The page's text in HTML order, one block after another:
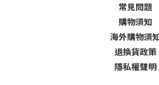
常見問題
購物須知
海外購物須
退換貨政策
隱私權聲明